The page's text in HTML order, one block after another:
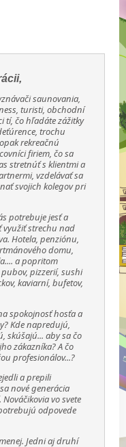
saunovania,
turisti, obchodní
tí, čo hľadáte zážitky
trochu
rekreačnú
firiem, čo sa
stretnúť s klientmi a
vzdelávať sa
svojich kolegov pri
potrebuje jesť a
využiť strechu nad
Hotela, penziónu,
domu,
a popritom
pizzerií, sushi
kaviarní, bufetov,
spokojnosť hosťa a
Kde napredujú,
skúšajú... aby sa čo
zákazníka? A čo
profesionálov...?
a prepili
nové generácia
vo svete
odpovede
Jedni aj druhí